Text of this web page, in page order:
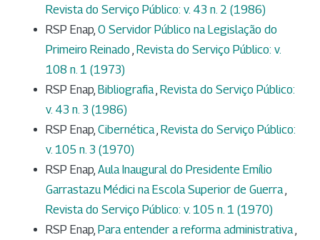
Revista do Serviço Público: v. 43 n. 2 (1986)
RSP Enap, O Servidor Público na Legislação do
Primeiro Reinado , Revista do Serviço Público: v.
108 n. 1 (1973)
RSP Enap, Bibliografia, Revista do Serviço Público:
v. 43 n. 3 (1986)
RSP Enap, Cibernética, Revista do Serviço Público:
v. 105 n. 3 (1970)
RSP Enap, Aula Inaugural do Presidente Emílio
Garrastazu Médici na Escola Superior de Guerra,
Revista do Serviço Público: v. 105 n. 1 (1970)
RSP Enap, Para entender a reforma administrativa,